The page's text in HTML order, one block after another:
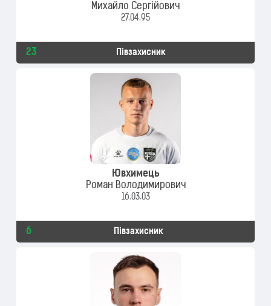
Михайло Сергійович
27.04.95
23 Півзахисник
Ювхимець
Роман Володимирович
16.03.03
6 Півзахисник